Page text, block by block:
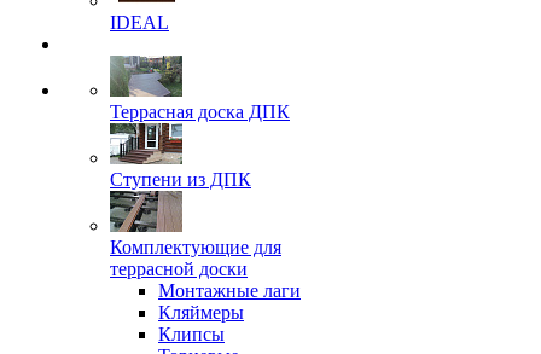
IDEAL
Террасная доска ДПК
Ступени из ДПК
Комплектующие для
террасной доски
Монтажные лаги
Кляймеры
Клипсы